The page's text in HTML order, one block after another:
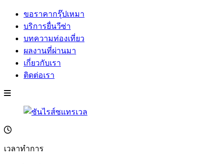
ขอราคากรุ๊ปเหมา
บริการยื่นวีซ่า
บทความท่องเที่ยว
ผลงานที่ผ่านมา
เกี่ยวกับเรา
ติดต่อเรา
เวลาทำการ